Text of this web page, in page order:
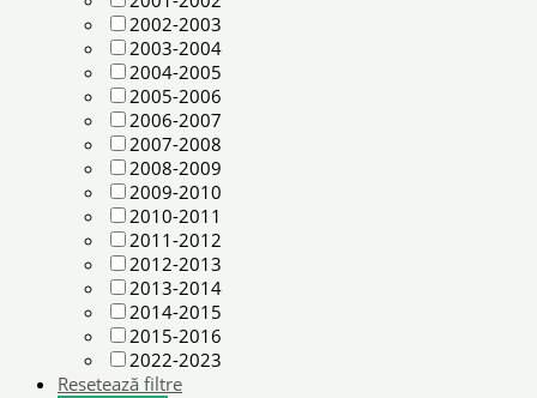
2002-2003
2003-2004
2004-2005
2005-2006
2006-2007
2007-2008
2008-2009
2009-2010
2010-2011
2011-2012
2012-2013
2013-2014
2014-2015
2015-2016
2022-2023
Resetează filtre